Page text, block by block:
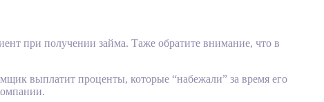
при получении займа. Таже обратите внимание, что в
выплатит проценты, которые “набежали” за время его